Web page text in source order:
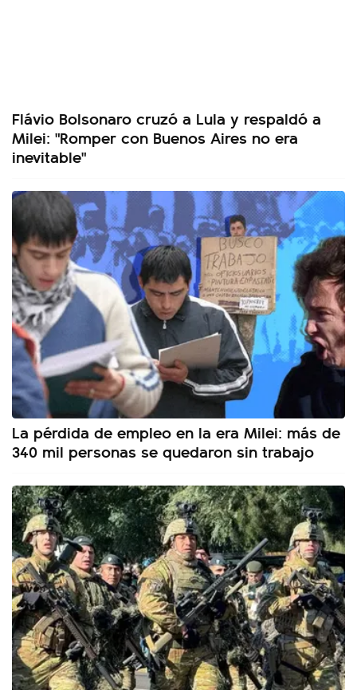
Flávio Bolsonaro cruzó a Lula y respaldó a
Milei: "Romper con Buenos Aires no era
inevitable"
La pérdida de empleo en la era Milei: más de
340 mil personas se quedaron sin trabajo